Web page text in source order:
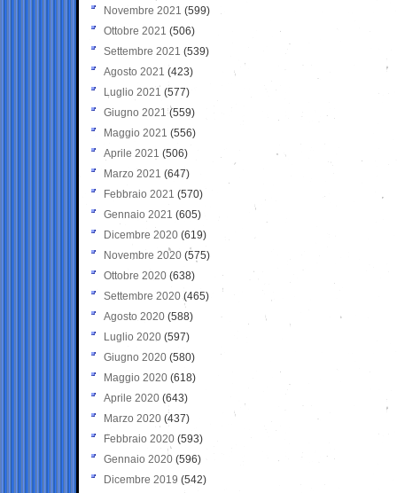
Novembre 2021 (599)
Ottobre 2021 (506)
Settembre 2021 (539)
Agosto 2021 (423)
Luglio 2021 (577)
Giugno 2021(559)
Maggio 2021 (556)
Aprile 2021 (506)
Marzo 2021 (647)
Febbraio 2021 (570)
Gennaio 2021 (605)
Dicembre 2020 (619)
Novembre 2020 (575)
Ottobre 2020 (638)
Settembre 2020(465)
Agosto 2020 (588)
Luglio 2020 (597)
Giugno 2020 (580)
Maggio 2020 (618)
Aprile 2020 (643)
Marzo 2020 (437)
Febbraio 2020 (593)
Gennaio 2020 (596)
Dicembre 2019 (542)